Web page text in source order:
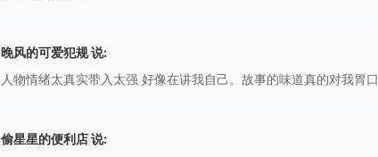
晚风的可爱犯规 说:
人物情绪太真实带入太强 好像在讲我自己。故事的味道真的对我胃口
偷星星的便利店 说: